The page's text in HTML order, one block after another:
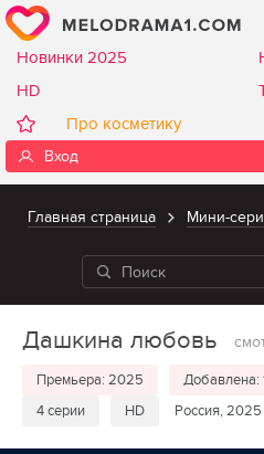
Новинки 2025
HD
Про косметику
Вход
Главная страница Мини-
Дашкина любовь
Премьера: 2025 Добавлена:
4 серии
HD Россия, 2025